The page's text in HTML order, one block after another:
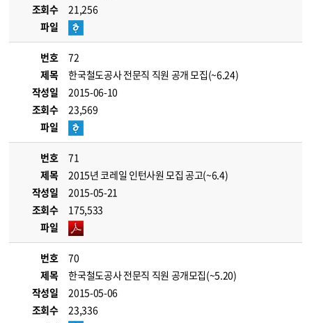
조회수
21,256
파일
번호
72
제목
한국철도공사 전문직 직원 공개 모집(~6.24)
작성일
2015-06-10
조회수
23,569
파일
번호
71
제목
2015년 코레일 인턴사원 모집 공고(~6.4)
작성일
2015-05-21
조회수
175,533
파일
번호
70
제목
한국철도공사 전문직 직원 공개모집(~5.20)
작성일
2015-05-06
조회수
23,336